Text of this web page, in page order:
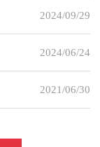
2024/09/29
2024/06/24
2021/06/30